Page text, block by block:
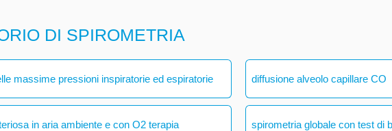
DI SPIROMETRIA
massime pressioni inspiratorie ed espiratorie diffusione alveolo capillare CO
in aria ambiente e con O2 terapia spirometria globale con test di